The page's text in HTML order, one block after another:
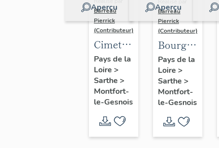
Aperçu
Barreau
Pierrick
(Contributeur)
Cimetière
Saint-
André,
route de
Connerré
Pays de la
Loire >
Sarthe >
Montfort-
le-Gesnois
Aperçu
Barreau
Pierrick
(Contributeur)
Bourg
de
Montfort-
le-
Gesnois
: ancien
bourg
de Pont-
Pays de la
Loire >
Sarthe >
Montfort-
le-Gesnois